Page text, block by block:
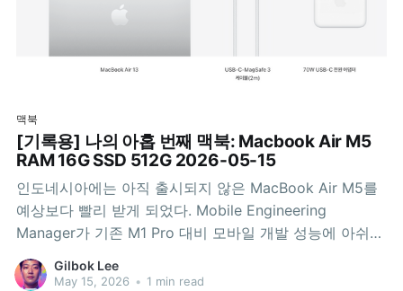
맥북
[기록용] 나의 아홉 번째 맥북: Macbook Air M5
RAM 16G SSD 512G 2026-05-15
인도네시아에는 아직 출시되지 않은 MacBook Air M5를
예상보다 빨리 받게 되었다. Mobile Engineering
Manager가 기존 M1 Pro 대비 모바일 개발 성능에 아쉬움
을 느껴 반납하면서 내 차례가 앞당겨졌다. 3nm 기반 M5
와 함께 새로운 개발 환경을 시작한다.
Gilbok Lee
May 15, 2026 • 1 min read